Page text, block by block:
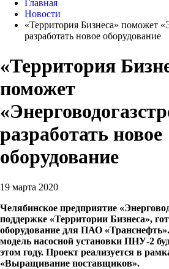
Главная
Новости
«Территория Бизнеса» поможет
разработать новое оборудование
«Территория
поможет
разработать новое
оборудование
19 марта 2020
Челябинское предприятие
поддержке «Территории Бизнеса»,
оборудование для ПАО
модель насосной установки ПНУ-2
этом году. Проект реализуется в
«Выращивание поставщиков».